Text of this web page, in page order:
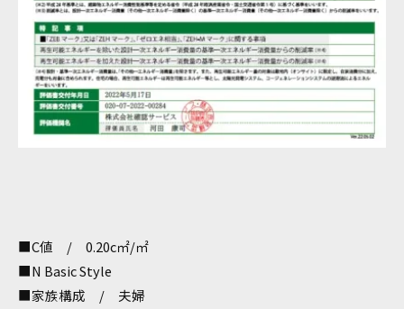
■C値 / 0.20c㎡/㎡
■N Basic Style
■家族構成 / 夫婦